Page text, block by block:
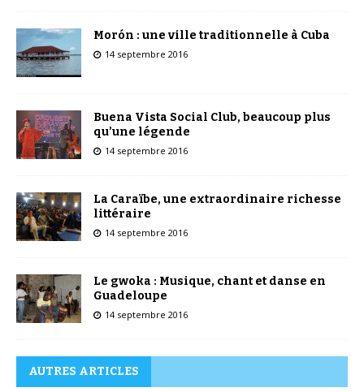
Morón : une ville traditionnelle à Cuba
14 septembre 2016
Buena Vista Social Club, beaucoup plus
qu’une légende
14 septembre 2016
La Caraïbe, une extraordinaire richesse
littéraire
14 septembre 2016
Le gwoka : Musique, chant et danse en
Guadeloupe
14 septembre 2016
AUTRES ARTICLES